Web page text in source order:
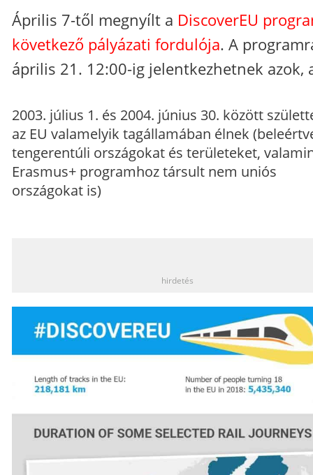
Április 7-től megnyílt a DiscoverEU
következő pályázati fordulója. A
április 21. 12:00-ig jelentkezhetnek azok,
2003. július 1. és 2004. június 30. között
az EU valamelyik tagállamában élnek
tengerentúli országokat és területeket,
Erasmus+ programhoz társult nem uniós
országokat is)
hirdetés